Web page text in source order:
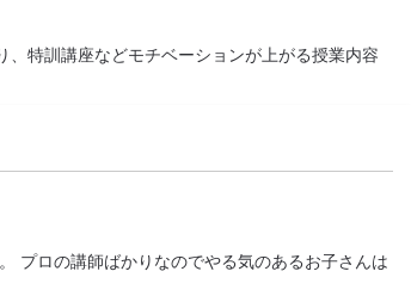
特訓講座などモチベーションが上がる授業内容
プロの講師ばかりなのでやる気のあるお子さんは